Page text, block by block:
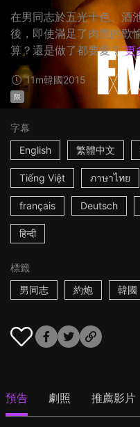
在男同志於五光十色、酒
後，即使滿足了肉體的歡
算？還是做了都要愛？ 更
11m韓國2015
限
字幕
English
繁體中文
Tiếng Việt ภาษาไทย
français Deutsch
हिन्दी
標籤
男同志
約炮 韓國
預告 劇照 推薦影片